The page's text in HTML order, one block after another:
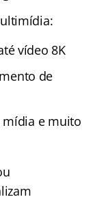
vídeo 8K
de
mídia e muito